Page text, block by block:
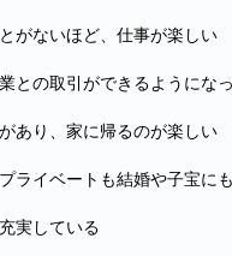
がないほど、仕事が楽しい
との取引ができるようにな
あり、家に帰るのが楽しい
ライベートも結婚や子宝に
実している